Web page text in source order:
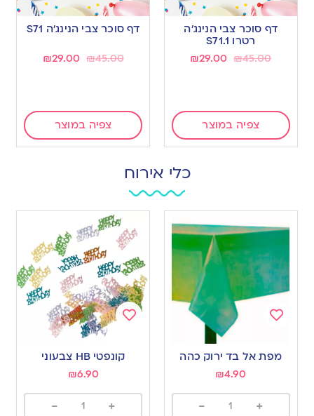
Add
wishlist
דף סוכר צבי הנינג’ה
רטרו S71.1
₪45.00
₪29.00
צפיה במוצר
Add
to
wishlist
דף סוכר צבי הנינג’ה S71
₪45.00
₪29.00
צפיה במוצר
כלי אירוח
to
wishlist
מפת אל בד ירוק כהה
₪4.90
+
-
wishlist
קונפטי HB צבעוני
₪6.90
+
-